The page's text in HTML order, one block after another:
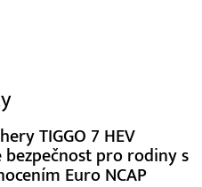
TIGGO 7 HEV
bezpečnost pro rodiny s
Euro NCAP